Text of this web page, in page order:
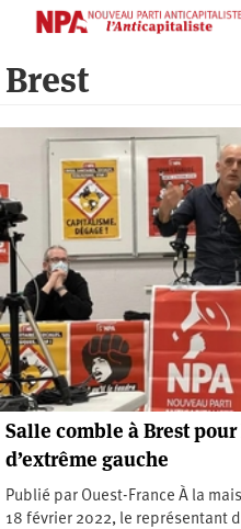
principal
Brest
Salle comble à Brest
d’extrême gauche
Publié par Ouest-France À la
18 février 2022, le représentant